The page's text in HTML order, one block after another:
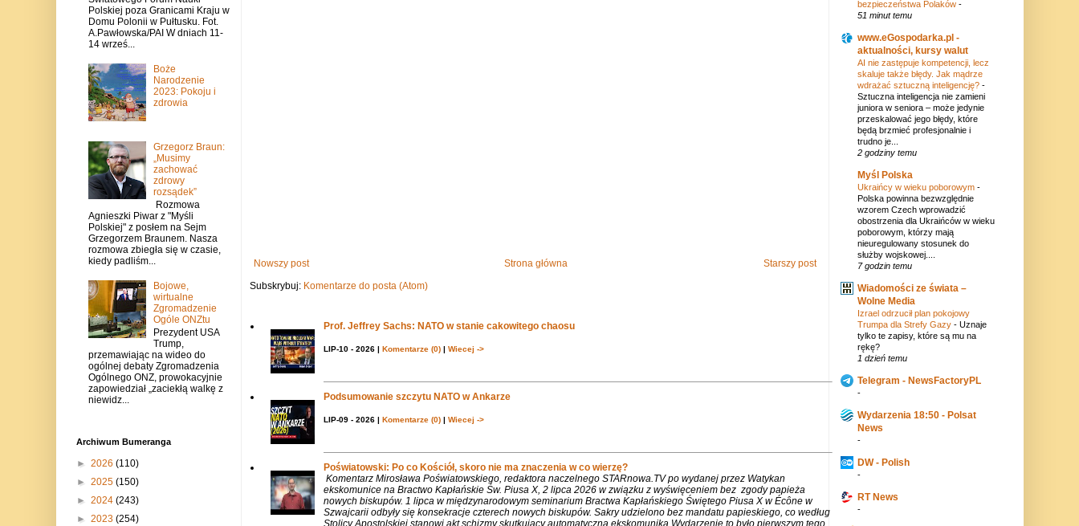
Nowszy post Starszy post
Strona główna
Subskrybuj: Komentarze do posta (Atom)
Prof. Jeffrey Sachs: NATO w stanie cakowitego chaosu
LIP-10 - 2026 | Komentarze (0)| Wiecej ->
Podsumowanie szczytu NATO w Ankarze
LIP-09 - 2026 | Komentarze (0)| Wiecej ->
Poświatowski: Po co Kościół, skoro nie ma znaczenia w co wierzę?
Komentarz Mirosława Poświatowskiego, redaktora naczelnego STARnowa.TV po wydanej przez Watykan
ekskomunice na Bractwo Kapłańskie Św. Piusa X, 2 lipca 2026 w związku z wyświęceniem bez zgody papieża
nowych biskupów. 1 lipca w międzynarodowym seminarium Bractwa Kapłańskiego Świętego Piusa X w Écône w
Szwajcarii odbyły się konsekracje czterech nowych biskupów. Sakry udzielono bez mandatu papieskiego, co według
Stolicy Apostolskiej stanowi akt schizmy skutkujący automatyczną ekskomuniką.Wydarzenie to było pierwszym tego
Polskiej poza Granicami Kraju w
Domu Polonii w Pułtusku. Fot.
A.Pawłowska/PAI W dniach 11-
14 wrześ...
Boże
Narodzenie
2023: Pokoju i
zdrowia
Grzegorz Braun:
„Musimy
zachować
zdrowy
rozsądek”
Rozmowa
Agnieszki Piwar z "Myśli
Polskiej" z posłem na Sejm
Grzegorzem Braunem. Nasza
rozmowa zbiegła się w czasie,
kiedy padliśm...
Bojowe,
wirtualne
Zgromadzenie
Ogóle ONZtu
Prezydent USA
Trump,
przemawiając na wideo do
ogólnej debaty Zgromadzenia
Ogólnego ONZ, prowokacyjnie
zapowiedział „zaciekłą walkę z
niewidz...
Archiwum Bumeranga
► 2026 (110)
► 2025 (150)
► 2024 (243)
► 2023 (254)
bezpieczeństwa Polaków -
51 minut temu
www.eGospodarka.pl -
aktualności, kursy walut
AI nie zastępuje kompetencji, lecz
skaluje także błędy. Jak mądrze
wdrażać sztuczną inteligencję? -
Sztuczna inteligencja nie zamieni
juniora w seniora – może jedynie
przeskalować jego błędy, które
będą brzmieć profesjonalnie i
trudno je...
2 godziny temu
Myśl Polska
Ukraińcy w wieku poborowym -
Polska powinna bezwzględnie
wzorem Czech wprowadzić
obostrzenia dla Ukraińców w wieku
poborowym, którzy mają
nieuregulowany stosunek do
służby wojskowej....
7 godzin temu
Wiadomości ze świata –
Wolne Media
Izrael odrzucił plan pokojowy
Trumpa dla Strefy Gazy - Uznaje
tylko te zapisy, które są mu na
rękę?
1 dzień temu
Telegram - NewsFactoryPL
-
Wydarzenia 18:50 - Polsat
News
-
DW - Polish
-
RT News
-